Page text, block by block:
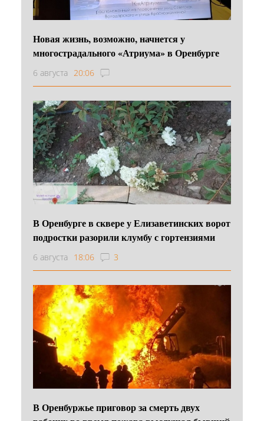
Новая жизнь, возможно, начнется у
многострадального «Атриума» в Оренбурге
6 августа 20:06
В Оренбурге в сквере у Елизаветинских ворот
подростки разорили клумбу с гортензиями
6 августа 18:06 3
В Оренбуржье приговор за смерть двух